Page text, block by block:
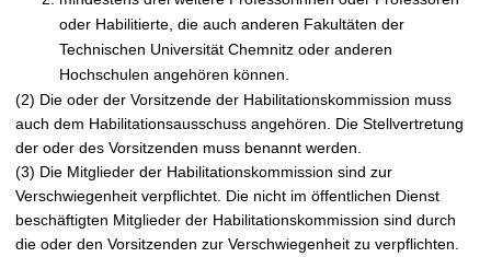
oder Habilitierte, die auch anderen Fakultäten der
Technischen Universität Chemnitz oder anderen
Hochschulen angehören können.
(2) Die oder der Vorsitzende der Habilitationskommission muss
auch dem Habilitationsausschuss angehören. Die Stellvertretung
der oder des Vorsitzenden muss benannt werden.
(3) Die Mitglieder der Habilitationskommission sind zur
Verschwiegenheit verpflichtet. Die nicht im öffentlichen Dienst
beschäftigten Mitglieder der Habilitationskommission sind durch
die oder den Vorsitzenden zur Verschwiegenheit zu verpflichten.